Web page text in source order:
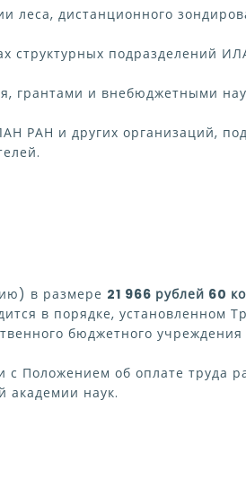
леса, дистанционного
структурных подразделений
грантами и внебюджетными
РАН и других организаций,
в размере 21 966 рублей 60
в порядке, установленном
бюджетного учреждения
Положением об оплате труда
академии наук.